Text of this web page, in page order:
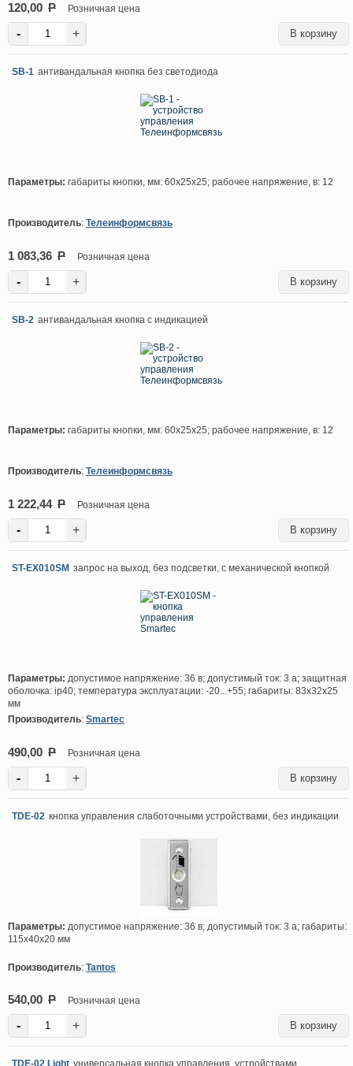
120,00 P Розничная цена
- +
SB-1 антивандальная кнопка без светодиода
Параметры: габариты кнопки, мм: 60х25х25; рабочее напряжение, в: 12
Производитель: Телеинформсвязь
1 083,36 P Розничная цена
- +
SB-2 антивандальная кнопка с индикацией
Параметры: габариты кнопки, мм: 60х25х25; рабочее напряжение, в: 12
Производитель: Телеинформсвязь
1 222,44 P Розничная цена
- +
ST-EX010SM запрос на выход, без подсветки, с механической кнопкой
Параметры: допустимое напряжение: 36 в; допустимый ток: 3 а; защитная
оболочка: ip40; температура эксплуатации: -20...+55; габариты: 83х32х25
мм
Производитель: Smartec
490,00 P Розничная цена
- +
TDE-02 кнопка управления слаботочными устройствами, без индикации
Параметры: допустимое напряжение: 36 в; допустимый ток: 3 а; габариты:
115х40х20 мм
Производитель: Tantos
540,00 P Розничная цена
- +